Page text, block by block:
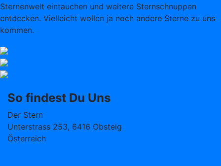
Sternenwelt eintauchen und weitere Sternschnuppen
entdecken. Vielleicht wollen ja noch andere Sterne zu uns
kommen.
So findest Du Uns
Der Stern
Unterstrass 253, 6416 Obsteig
Österreich